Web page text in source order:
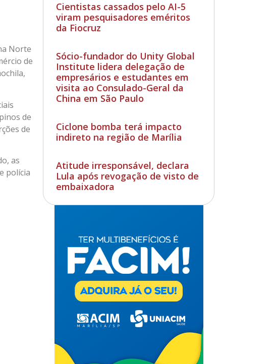
Cientistas cassados pelo AI-5
viram pesquisadores eméritos
da Fiocruz
Sócio-fundador do Unity Global
Institute lidera delegação de
empresários e estudantes em
visita ao Consulado-Geral da
China em São Paulo
Ciclone bomba terá impacto
indireto na região de Marília
Atitude irresponsável, declara
Lula após revogação de visto de
embaixadora
Norte
de
de
de
as
polícia